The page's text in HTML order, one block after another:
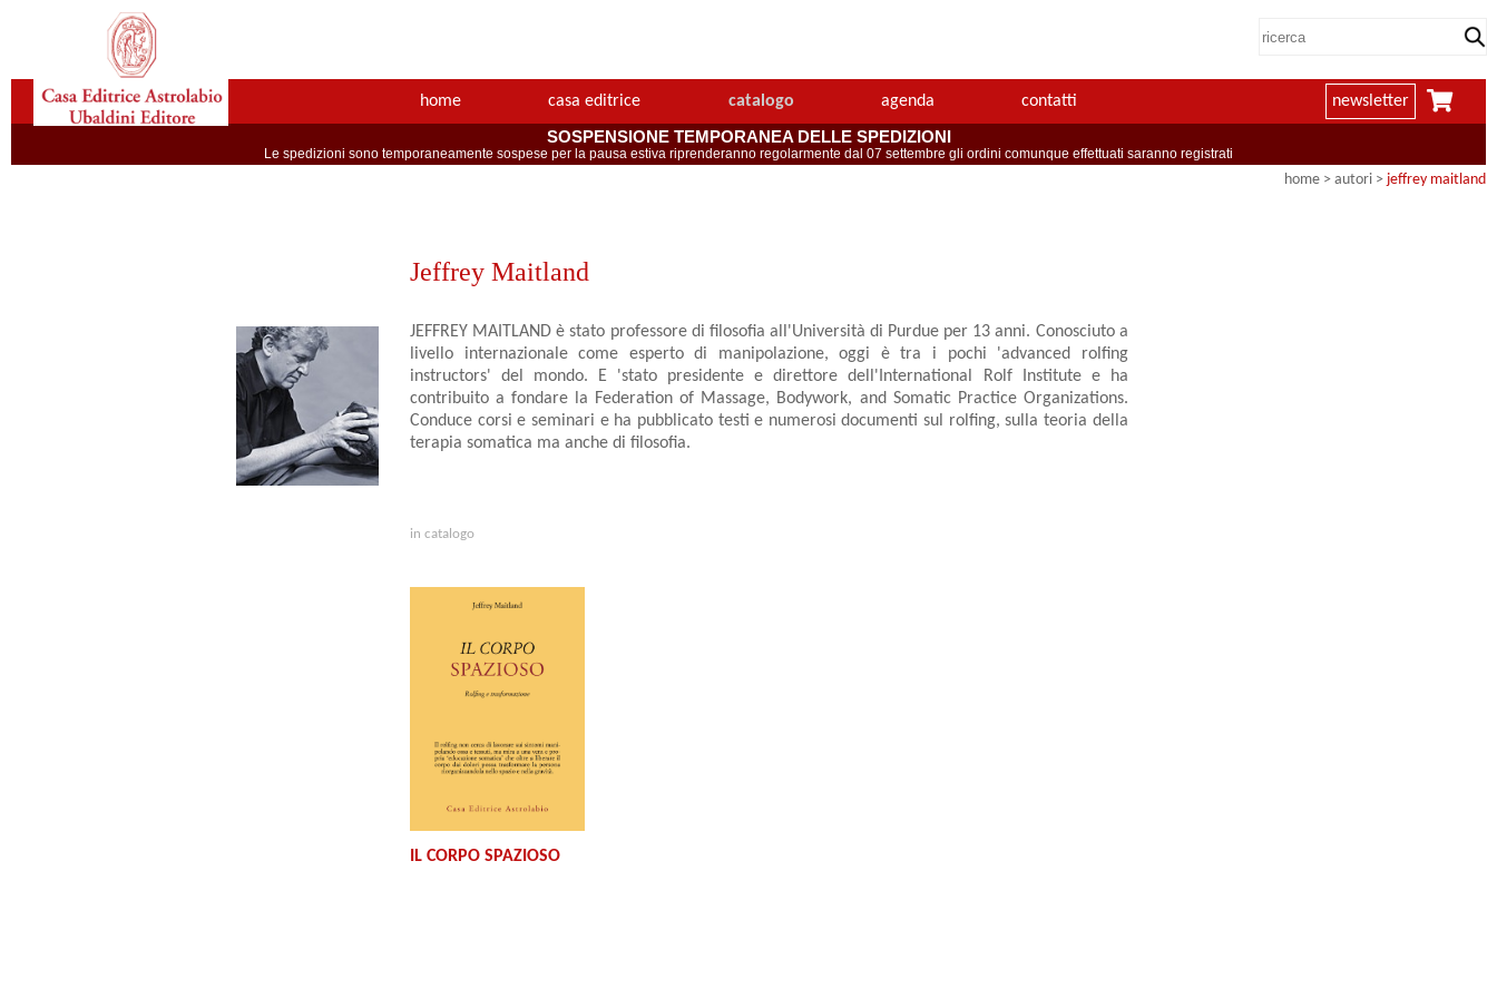
home casa editrice catalogo agenda contatti newsletter
SOSPENSIONE TEMPORANEA DELLE SPEDIZIONI
Le spedizioni sono temporaneamente sospese per la pausa estiva riprenderanno regolarmente dal 07 settembre gli ordini comunque effettuati saranno registrati
home > autori > jeffrey maitland
Jeffrey Maitland
JEFFREY MAITLAND è stato professore di filosofia all'Università di Purdue per 13 anni. Conosciuto a
livello internazionale come esperto di manipolazione, oggi è tra i pochi 'advanced rolfing
instructors' del mondo. E 'stato presidente e direttore dell'International Rolf Institute e ha
contribuito a fondare la Federation of Massage, Bodywork, and Somatic Practice Organizations.
Conduce corsi e seminari e ha pubblicato testi e numerosi documenti sul rolfing, sulla teoria della
terapia somatica ma anche di filosofia.
in catalogo
IL CORPO SPAZIOSO